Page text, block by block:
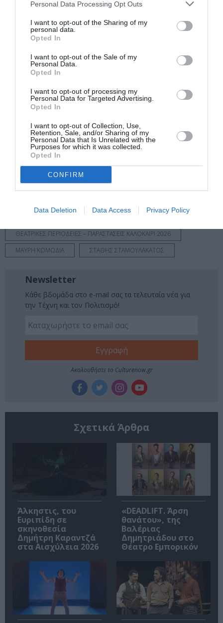
Personal Data Processing Opt Outs
I want to opt-out of the Sharing of my
personal data.
Opted In
I want to opt-out of the Sale of my
Personal Data.
Opted In
I want to opt-out of processing my
Personal Data for Targeted Advertising.
Opted In
I want to opt-out of Collection, Use,
Retention, Sale, and/or Sharing of my
Personal Data that Is Unrelated with the
Purposes for which it was collected.
Opted In
CONFIRM
Data Deletion Data Access Privacy Policy
Φοιτητές,ΑΜΕΑ,άνω των 65): 20€
Πληροφορίες / Κρατήσεις:
nkt.gr
Ακολουθήστε το Culturenow.gr στο Google News
Δείτε όλα τατελευταία νέαγια την Τέχνη και τον
Νέοι Διαγωνισμοί❯
Tags
ΑΝΤΩΝΗΣ ΤΣΙΟΤΣΙΟΠΟΥΛΟΣ
ΘΕΑΤΡΙΚΕΣ ΠΕΡΙΟΔΕΙΕΣ – ΠΑΡΑΣΤΑΣΕΙΣ ΚΑΛΟΚΑΙΡΙ 2026
ΜΑΥΡΗ ΚΩΜΩΔΙΑ
ΣΤΑΘΗΣ ΣΤΑΜΟΥΛΑΚΑΤΟΣ
Newsletter
Κάθε βδομάδα στο e-mail σας τα τελευταία νέα για
την Τέχνη και τον Πολιτισμό!
Ακολουθήστε το Culturenow.gr
Σχετικά Άρθρα
Άλκηστις, του
Ευριπίδη σε
σκηνοθεσία
Δημήτρη Καραντζά
στα Αισχύλεια 2026
«DEADLIFT. Άρση
θανάτου», της
Βαλέριας
Δημητριάδου στο
Θέατρο Εμπορικόν